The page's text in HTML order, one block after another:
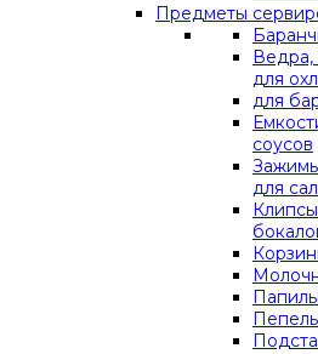
Предметы
Ведра,
для
для
соусов
для